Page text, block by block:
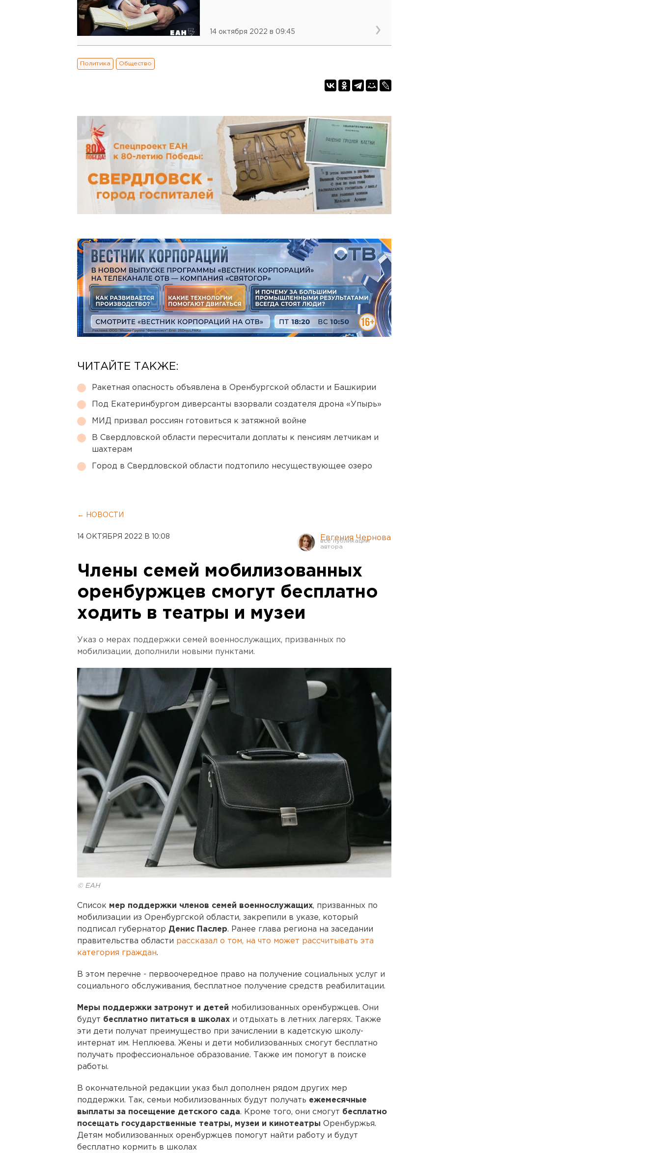
14 октября 2022 в 09:45
Политика Общество
ЧИТАЙТЕ ТАКЖЕ:
Ракетная опасность объявлена в Оренбургской области и Башкирии
Под Екатеринбургом диверсанты взорвали создателя дрона «Упырь»
МИД призвал россиян готовиться к затяжной войне
В Свердловской области пересчитали доплаты к пенсиям летчикам и
шахтерам
Город в Свердловской области подтопило несуществующее озеро
← НОВОСТИ
14 ОКТЯБРЯ 2022 В 10:08 Евгения Чернова
Члены семей мобилизованных
оренбуржцев смогут бесплатно
ходить в театры и музеи
Указ о мерах поддержки семей военнослужащих, призванных по
мобилизации, дополнили новыми пунктами.
© ЕАН
Список мер поддержки членов семей военнослужащих, призванных по
мобилизации из Оренбургской области, закрепили в указе, который
подписал губернатор Денис Паслер. Ранее глава региона на заседании
правительства области рассказал о том, на что может рассчитывать эта
категория граждан.
В этом перечне - первоочередное право на получение социальных услуг и
социального обслуживания, бесплатное получение средств реабилитации.
Меры поддержки затронут и детей мобилизованных оренбуржцев. Они
будут бесплатно питаться в школах и отдыхать в летних лагерях. Также
эти дети получат преимущество при зачислении в кадетскую школу-
интернат им. Неплюева. Жены и дети мобилизованных смогут бесплатно
получать профессиональное образование. Также им помогут в поиске
работы.
В окончательной редакции указ был дополнен рядом других мер
поддержки. Так, семьи мобилизованных будут получать ежемесячные
выплаты за посещение детского сада. Кроме того, они смогут бесплатно
посещать государственные театры, музеи и кинотеатры Оренбуржья.
Детям мобилизованных оренбуржцев помогут найти работу и будут
бесплатно кормить в школах